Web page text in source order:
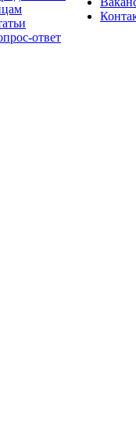
ответ